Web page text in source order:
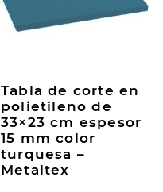
Tabla de corte en
polietileno de
33×23 cm espesor
15 mm color
turquesa –
Metaltex